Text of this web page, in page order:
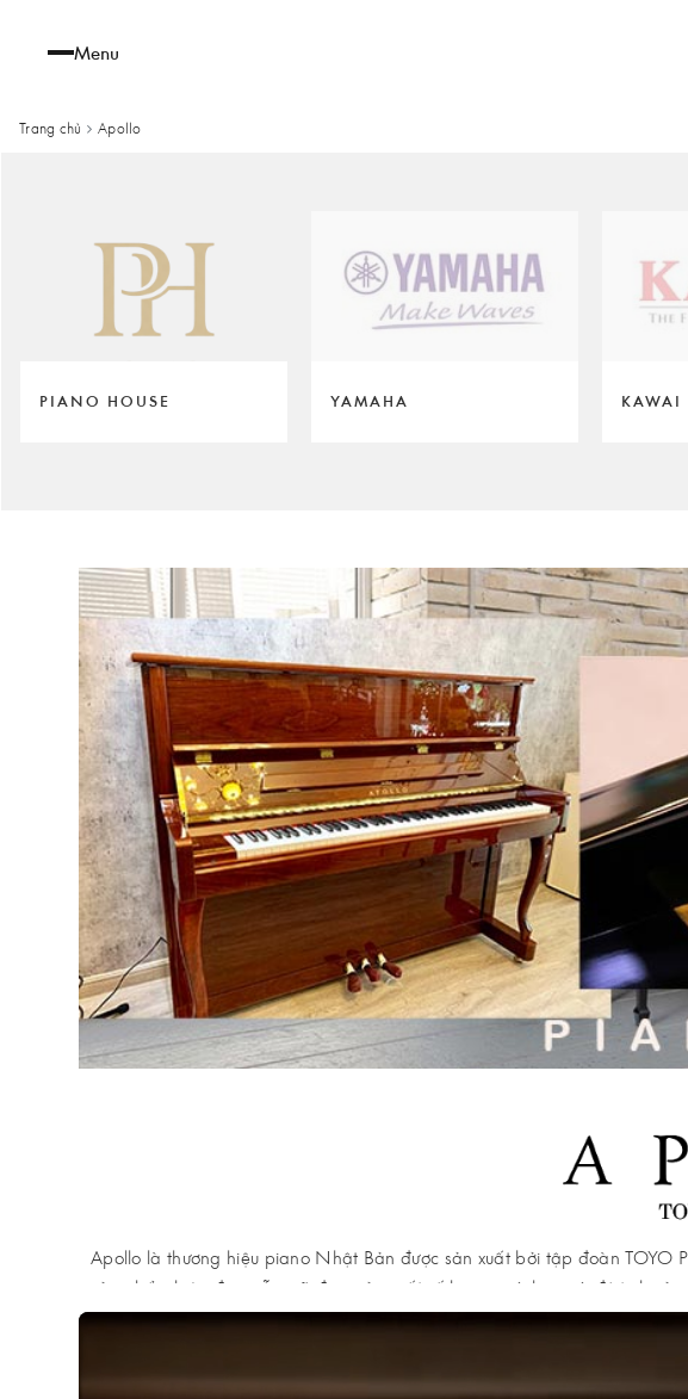
Menu
Trang chủ Apollo
PIANO HOUSE YAMAHA KAWAI
Apollo là thương hiệu piano Nhật Bản được sản xuất bởi tập đoàn TOYO
sản phẩm hiện đại, mẫu mã đẹp, sản xuất số lượng giới hạn với độ tinh
sỡ hữu các thiết kế tiên tiến